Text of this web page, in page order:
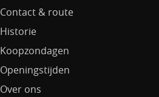
Contact & route
Historie
Koopzondagen
Openingstijden
Over ons